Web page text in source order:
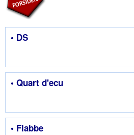
• DS
• Quart d'ecu
• Flabbe